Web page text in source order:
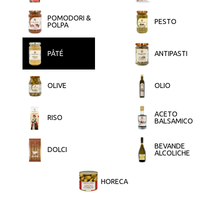
POMODORI &
POLPA
PESTO
PÂTÉ ANTIPASTI
OLIVE OLIO
RISO
ACETO
BALSAMICO
DOLCI
BEVANDE
ALCOLICHE
HORECA